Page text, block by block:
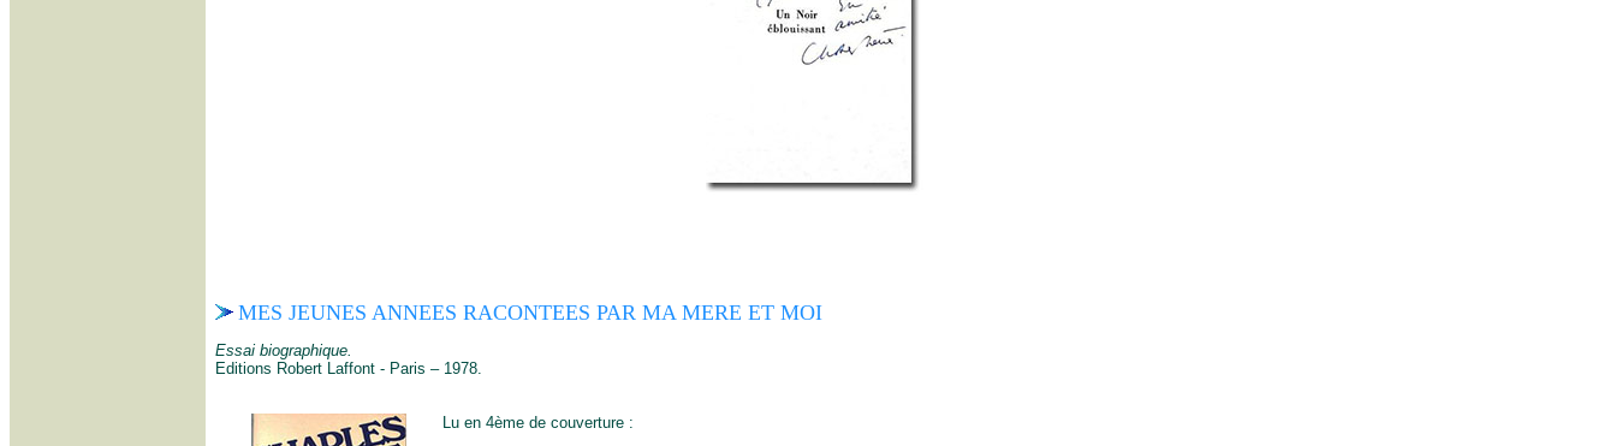
MES JEUNES ANNEES RACONTEES PAR MA MERE ET MOI
Essai biographique.
Editions Robert Laffont - Paris – 1978.
Lu en 4ème de couverture :